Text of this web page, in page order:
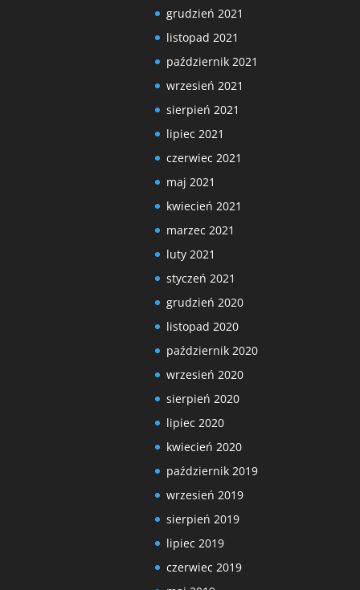
grudzień 2021
listopad 2021
październik 2021
wrzesień 2021
sierpień 2021
lipiec 2021
czerwiec 2021
maj 2021
kwiecień 2021
marzec 2021
luty 2021
styczeń 2021
grudzień 2020
listopad 2020
październik 2020
wrzesień 2020
sierpień 2020
lipiec 2020
kwiecień 2020
październik 2019
wrzesień 2019
sierpień 2019
lipiec 2019
czerwiec 2019